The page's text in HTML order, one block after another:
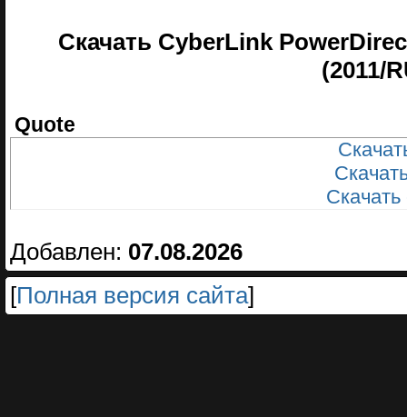
Скачать CyberLink
(2011/
Quote
Добавлен: 07.08.2026
[Полная версия сайта]